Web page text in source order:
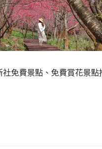
免費景點、免費賞花景點